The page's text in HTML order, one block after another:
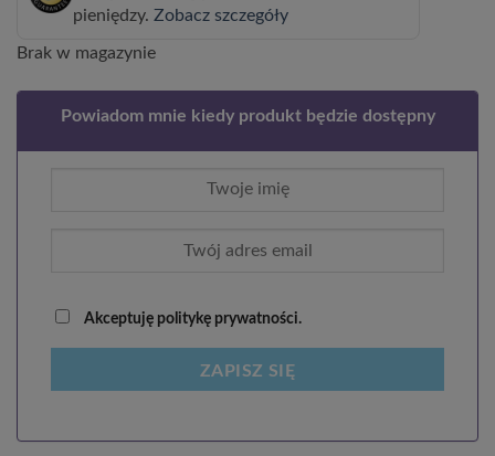
pieniędzy. Zobacz szczegóły
Brak w magazynie
Powiadom mnie kiedy produkt będzie dostępny
Akceptuję politykę prywatności.
ZAPISZ SIĘ